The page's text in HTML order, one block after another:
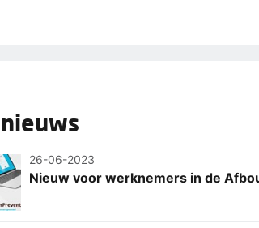
26-06-2023
Nieuw voor werknemers in de